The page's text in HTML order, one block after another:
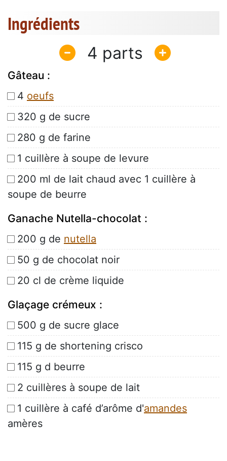
Ingrédients
4
Gâteau :
4 oeufs
320 g de sucre
280 g de farine
1 cuillère à soupe de levure
200 ml de lait chaud avec 1 cuillère à
soupe de beurre
Ganache Nutella-chocolat :
200 g de nutella
50 g de chocolat noir
20 cl de crème liquide
Glaçage crémeux :
500 g de sucre glace
115 g de shortening crisco
115 g d beurre
2 cuillères à soupe de lait
1 cuillère à café d’arôme d'amandes
amères